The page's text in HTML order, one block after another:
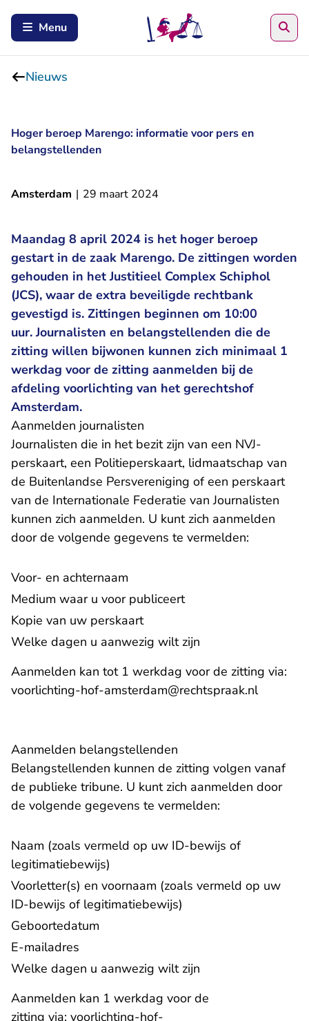
Menu
Nieuws
Hoger beroep Marengo: informatie voor pers en
belangstellenden
Amsterdam | 29 maart 2024
Maandag 8 april 2024 is het hoger beroep
gestart in de zaak Marengo. De zittingen worden
gehouden in het Justitieel Complex Schiphol
(JCS), waar de extra beveiligde rechtbank
gevestigd is. Zittingen beginnen om 10:00
uur. Journalisten en belangstellenden die de
zitting willen bijwonen kunnen zich minimaal 1
werkdag voor de zitting aanmelden bij de
afdeling voorlichting van het gerechtshof
Amsterdam.
Aanmelden journalisten
Journalisten die in het bezit zijn van een NVJ-
perskaart, een Politieperskaart, lidmaatschap van
de Buitenlandse Persvereniging of een perskaart
van de Internationale Federatie van Journalisten
kunnen zich aanmelden. U kunt zich aanmelden
door de volgende gegevens te vermelden:
Voor- en achternaam
Medium waar u voor publiceert
Kopie van uw perskaart
Welke dagen u aanwezig wilt zijn
Aanmelden kan tot 1 werkdag voor de zitting via:
voorlichting-hof-amsterdam@rechtspraak.nl- U
Aanmelden belangstellenden
Belangstellenden kunnen de zitting volgen vanaf
de publieke tribune. U kunt zich aanmelden door
de volgende gegevens te vermelden:
Naam (zoals vermeld op uw ID-bewijs of
legitimatiebewijs)
Voorletter(s) en voornaam (zoals vermeld op uw
ID-bewijs of legitimatiebewijs)
Geboortedatum
E-mailadres
Welke dagen u aanwezig wilt zijn
Aanmelden kan 1 werkdag voor de
zitting via: voorlichting-hof-